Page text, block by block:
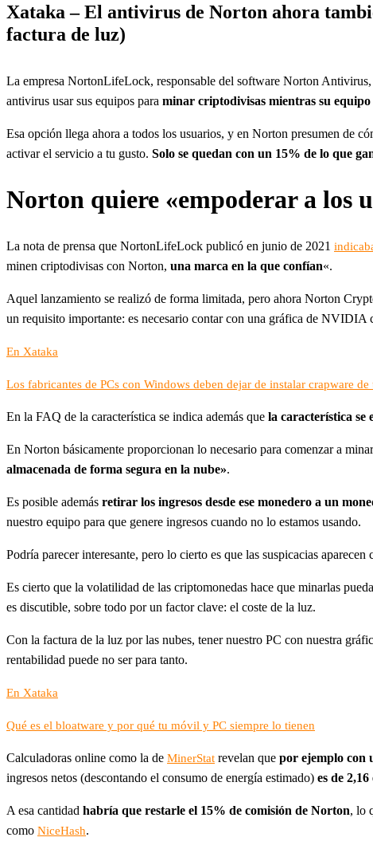
Xataka – El antivirus de Norton ahora
factura de luz)
La empresa NortonLifeLock, responsable del software Norton
antivirus usar sus equipos para minar criptodivisas mientras su equipo
Esa opción llega ahora a todos los usuarios, y en Norton presumen de
activar el servicio a tu gusto. Solo se quedan con un 15% de lo que
Norton quiere «empoderar a los
La nota de prensa que NortonLifeLock publicó en junio de 2021
minen criptodivisas con Norton, una marca en la que confían«.
Aquel lanzamiento se realizó de forma limitada, pero ahora Norton
un requisito importante: es necesario contar con una gráfica de NVIDIA
En Xataka
Los fabricantes de PCs con Windows deben dejar de instalar crapware
En la FAQ de la característica se indica además que la característica se
En Norton básicamente proporcionan lo necesario para comenzar a
almacenada de forma segura en la nube».
Es posible además retirar los ingresos desde ese monedero a un
nuestro equipo para que genere ingresos cuando no lo estamos usando.
Podría parecer interesante, pero lo cierto es que las suspicacias
Es cierto que la volatilidad de las criptomonedas hace que minarlas
es discutible, sobre todo por un factor clave: el coste de la luz.
Con la factura de la luz por las nubes, tener nuestro PC con nuestra
rentabilidad puede no ser para tanto.
En Xataka
Qué es el bloatware y por qué tu móvil y PC siempre lo tienen
Calculadoras online como la de MinerStat revelan que por ejemplo con
ingresos netos (descontando el consumo de energía estimado) es de
A esa cantidad habría que restarle el 15% de comisión de Norton, lo
como NiceHash.